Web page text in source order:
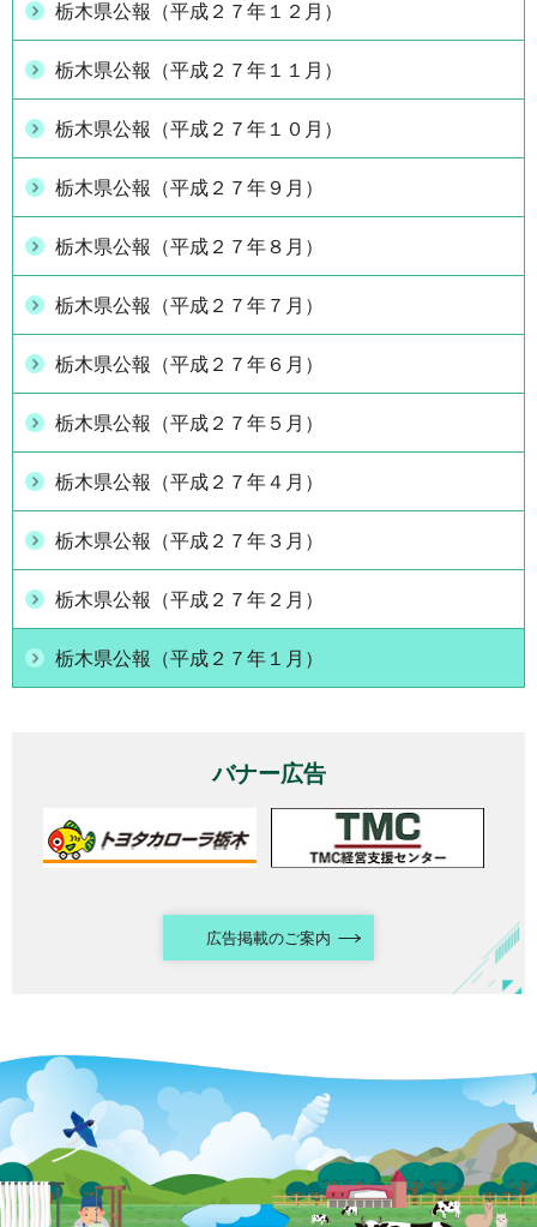
栃木県公報（平成２７年１２月）
栃木県公報（平成２７年１１月）
栃木県公報（平成２７年１０月）
栃木県公報（平成２７年９月）
栃木県公報（平成２７年８月）
栃木県公報（平成２７年７月）
栃木県公報（平成２７年６月）
栃木県公報（平成２７年５月）
栃木県公報（平成２７年４月）
栃木県公報（平成２７年３月）
栃木県公報（平成２７年２月）
栃木県公報（平成２７年１月）
バナー広告
広告掲載のご案内